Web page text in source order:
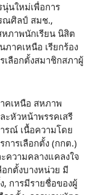
นุ่นใหม่เพื่อการ
ณศิลป์ สมช.,
หภาพนักเรียน นิสิต
าคเหนือ เรียกร้อง
เลือกตั้งสมาชิกสภาผู้
คเหนือ สหภาพ
ะหัวหน้าพรรคเสรี
รณ์ เนื้อความโดย
ารเลือกตั้ง (กกต.)
ความคลางแคลงใจ
กตั้งบางหน่วย มี
, การมีรายชื่อของผู้